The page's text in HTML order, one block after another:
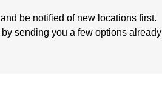
be notified of new locations first.
sending you a few options already